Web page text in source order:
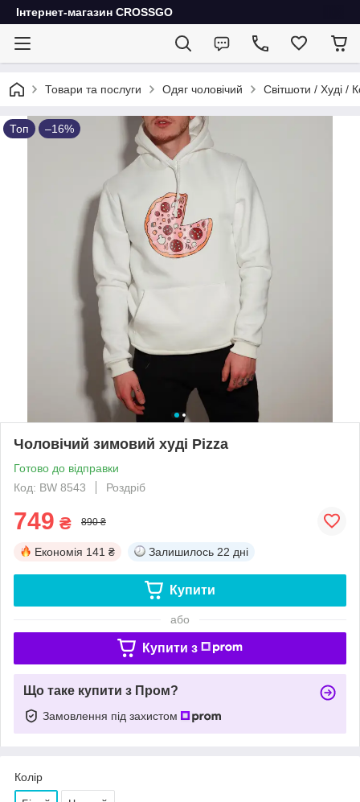
Інтернет-магазин CROSSGO
Товари та послуги Одяг чоловічий Світшоти / Худі /
Топ –16%
Чоловічий зимовий худі Pizza
Готово до відправки
Код: BW 8543
Роздріб
749 ₴ 890 ₴
Економія 141 ₴ Залишилось 22 дні
Купити
або
Купити з
Що таке купити з Пром?
Замовлення під захистом
Колір